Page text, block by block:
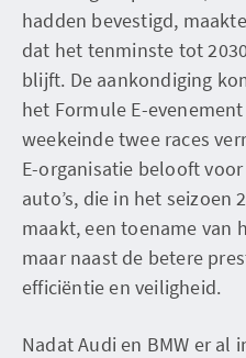
hadden bevestigd,
dat het tenminste tot
blijft. De aankondiging
het Formule E-
weekeinde twee races
E-organisatie belooft
auto’s, die in het seizoen
maakt, een toename van
maar naast de betere
efficiëntie en veiligheid.
Nadat Audi en BMW er al